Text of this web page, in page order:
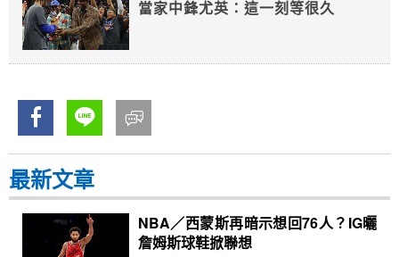
當家中鋒尤英：這一刻等很久
最新文章
NBA／西蒙斯再暗示想回76人？IG曬
詹姆斯球鞋掀聯想